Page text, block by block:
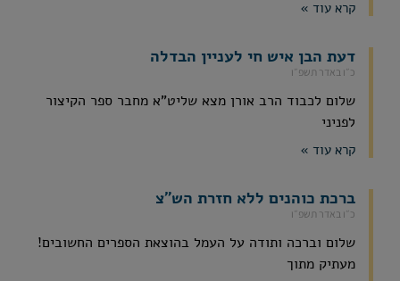
קרא עוד »
דעת הבן איש חי לעניין הבדלה
כ״ו באדר תשפ״ו
שלום לכבוד הרב אורן מצא שליט"א מחבר ספר הקיצור
לפניני
קרא עוד »
ברכת כוהנים ללא חזרת הש"צ
כ״ו באדר תשפ״ו
שלום וברכה ותודה על העמל בהוצאת הספרים החשובים!
מעתיק מתוך